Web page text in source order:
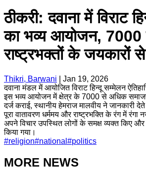
ठीकरी: दवाना में विराट
का भव्य आयोजन,
राष्ट्रभक्तों के जयकारों
Thikri, Barwani
Jan 19, 2026
दवाना मंडल में आयोजित विराट हिन्दू सम्मेलन
इस भव्य आयोजन में क्षेत्र के 7000 से अधिक
दर्ज कराई, स्थानीय हेमराज मालवीय ने जानकारी
पूरा वातावरण धर्ममय और राष्ट्रभक्ति के रंग में
अपने विचार उपस्थित लोगों के समक्ष व्यक्त किए
किया गया।
#religion#national #politics
MORE NEWS